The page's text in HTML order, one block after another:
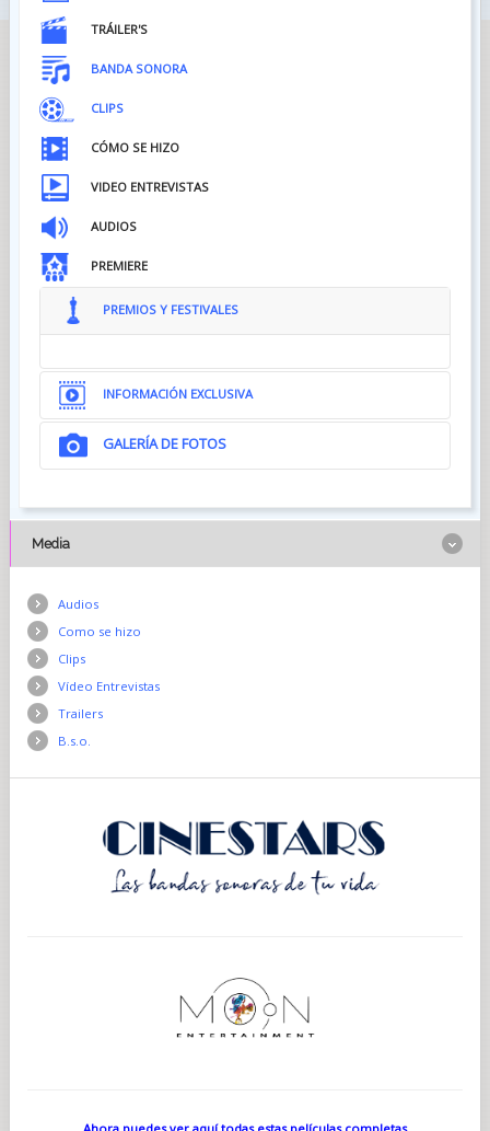
TRÁILER'S
BANDA SONORA
CLIPS
CÓMO SE HIZO
VIDEO ENTREVISTAS
AUDIOS
PREMIERE
PREMIOS Y FESTIVALES
INFORMACIÓN EXCLUSIVA
GALERÍA DE FOTOS
Media
Audios
Como se hizo
Clips
Vídeo Entrevistas
Trailers
B.s.o.